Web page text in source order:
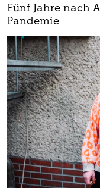
Fünf Jahre nach
Pandemie